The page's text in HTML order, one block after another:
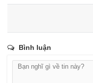
Bình luận